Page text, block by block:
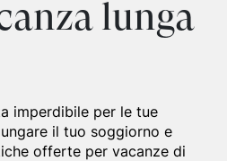
lunga
imperdibile per le tue
il tuo soggiorno e
offerte per vacanze di